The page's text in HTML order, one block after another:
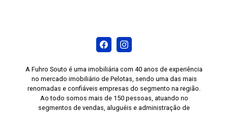
A Fuhro Souto é uma imobiliária com 40 anos de experiência
no mercado imobiliário de Pelotas, sendo uma das mais
renomadas e confiáveis empresas do segmento na região.
Ao todo somos mais de 150 pessoas, atuando no
segmentos de vendas, aluguéis e administração de